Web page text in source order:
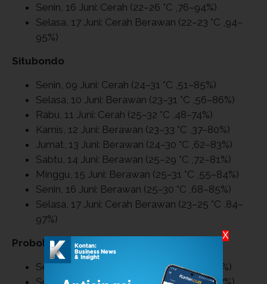
Senin, 16 Juni: Cerah (22–26 °C ,76–94%)
Selasa, 17 Juni: Cerah Berawan (22–23 °C ,94–
95%)
Situbondo
Senin, 09 Juni: Cerah (24–31 °C ,51–85%)
Selasa, 10 Juni: Berawan (23–31 °C ,56–86%)
Rabu, 11 Juni: Cerah (25–32 °C ,48–74%)
Kamis, 12 Juni: Berawan (23–33 °C ,37–80%)
Jumat, 13 Juni: Berawan (24–30 °C ,62–83%)
Sabtu, 14 Juni: Berawan (25–29 °C ,72–81%)
Minggu, 15 Juni: Berawan (25–31 °C ,55–84%)
Senin, 16 Juni: Berawan (25–30 °C ,68–85%)
Selasa, 17 Juni: Cerah Berawan (23–25 °C ,84–
97%)
Probolinggo
Senin, 09 Juni: Berawan (23–29 °C ,64–92%)
Selasa, 10 Juni: Berawan (23–30 °C ,62–87%)
X